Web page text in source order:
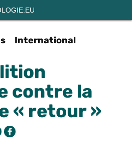
International
contre la
« retour »